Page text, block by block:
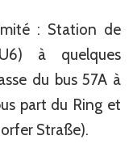
: Station de
à quelques
du bus 57A à
part du Ring et
Straße).